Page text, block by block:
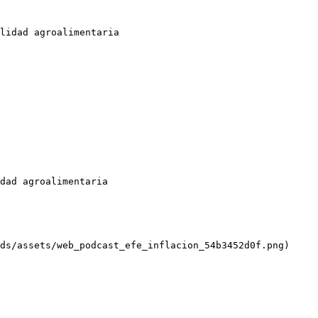
agroalimentaria
agroalimentaria
web_podcast_efe_inflacion_54b3452d0f.png)